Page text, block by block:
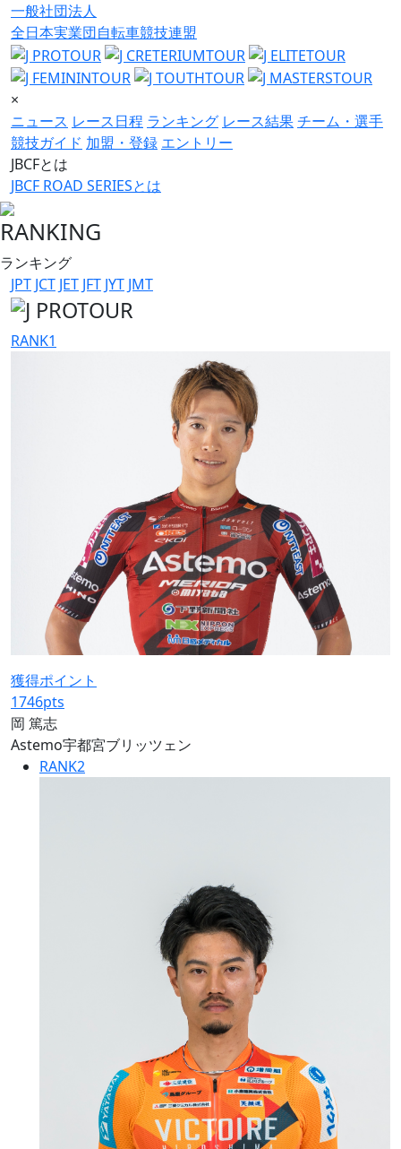
一般社団法人
全日本実業団自転車競技連盟
×
ニュース レース日程 ランキング レース結果チーム・選手
競技ガイド 加盟・登録 エントリー
JBCFとは
JBCF ROAD SERIESとは
RANKING
ランキング
JPT JCT JET JFT JYT JMT
RANK1
獲得ポイント
1746pts
岡 篤志
Astemo宇都宮ブリッツェン
RANK2